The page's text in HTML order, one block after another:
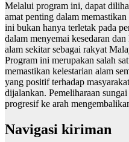
Melalui program ini, dapat
amat penting dalam
ini bukan hanya terletak pada
dalam menyemai kesedaran
alam sekitar sebagai rakyat
Program ini merupakan salah
memastikan kelestarian alam
yang positif terhadap
dijalankan. Pemeliharaan
progresif ke arah
Navigasi kiriman